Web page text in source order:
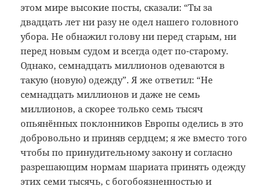
этом мире высокие посты, сказали: “Ты за
двадцать лет ни разу не одел нашего головного
убора. Не обнажил голову ни перед старым, ни
перед новым судом и всегда одет по-старому.
Однако, семнадцать миллионов одеваются в
такую (новую) одежду”. Я же ответил: “Не
семнадцать миллионов и даже не семь
миллионов, а скорее только семь тысяч
опьянённых поклонников Европы оделись в это
добровольно и приняв сердцем; я же вместо того
чтобы по принудительному закону и согласно
разрешающим нормам шариата принять одежду
этих семи тысячь, с богобоязненностью и